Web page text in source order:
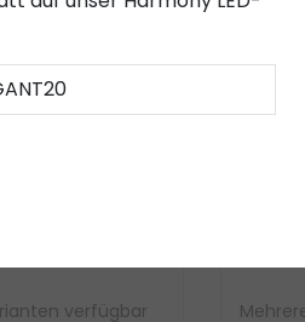
E27-Fassung
verfügbar
LED-
und